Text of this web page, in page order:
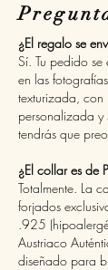
¿El regalo se
Sí. Tu pedido se
en las
texturizada, con
personalizada
tendrás que
¿El collar es de
Totalmente. La
forjados
.925
Austriaco
diseñado para